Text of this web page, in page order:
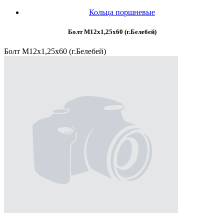
Кольца поршневые
Болт М12х1,25х60 (г.Белебей)
Болт М12х1,25х60 (г.Белебей)